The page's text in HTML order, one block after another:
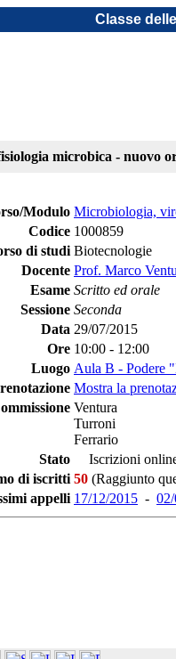
Classe
microbica - nuovo
Modulo Microbiologia,
Codice 1000859
di studi Biotecnologie
Docente Prof. Marco
Esame Scritto ed orale
Sessione Seconda
Data 29/07/2015
Ore 10:00 - 12:00
Luogo Aula B - Podere
Mostra la
Ventura
Turroni
Ferrario
Stato
Iscrizioni
di iscritti 50 (Raggiunto
appelli 17/12/2015 -